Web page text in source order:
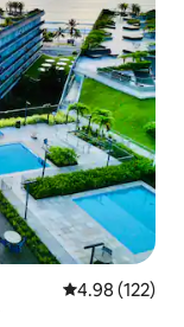
औसत रेटिंग 5 में से
4.98 (122)